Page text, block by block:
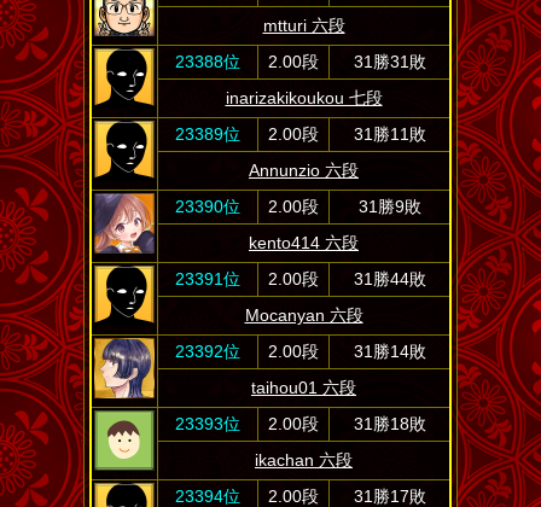
mtturi 六段
23388位
2.00段
31勝31敗
inarizakikoukou 七段
23389位
2.00段
31勝11敗
Annunzio 六段
23390位
2.00段
31勝9敗
kento414 六段
23391位
2.00段
31勝44敗
Mocanyan 六段
23392位
2.00段
31勝14敗
taihou01 六段
23393位
2.00段
31勝18敗
ikachan 六段
23394位
2.00段
31勝17敗